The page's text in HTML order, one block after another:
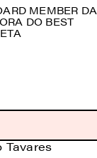
MEMBER DA
DO BEST